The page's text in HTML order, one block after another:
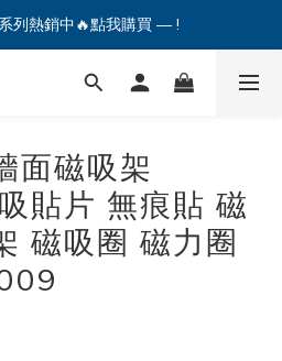
列熱銷中🔥點我購買 — !
新好友領優惠券！🎫
列熱銷中🔥點我購買 — !
面磁吸架
貼片 無痕貼 磁
磁吸圈 磁力圈